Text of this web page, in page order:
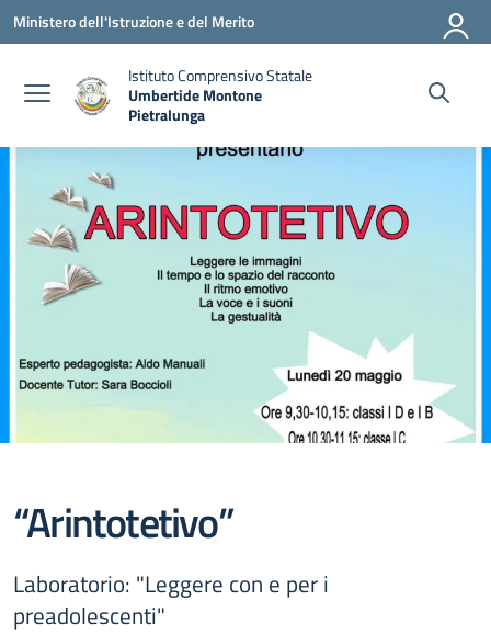
Vai ai contenuti
Vai al menu di navigazione
Vai al footer
Ministero dell'Istruzione e del Merito
Istituto Comprensivo Statale
Umbertide Montone
Pietralunga
“Arintotetivo”
Laboratorio: "Leggere con e per i
preadolescenti"